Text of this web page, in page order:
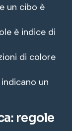
un cibo è
è indice di
di colore
un
regole